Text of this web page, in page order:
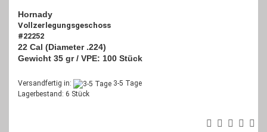
Hornady
Vollzerlegungsgeschoss
#22252
22 Cal (Diameter .224)
Gewicht 35 gr / VPE: 100 Stück
Versandfertig in:
3-5 Tage
Lagerbestand: 6 Stück